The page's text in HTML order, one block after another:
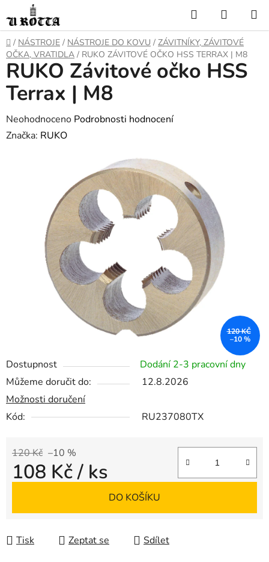
na
obsah
Hledat
KOŠÍK
DOMŮ
/ NÁSTROJE / NÁSTROJE DO KOVU / ZÁVITNÍKY, ZÁVITOVÉ
OČKA, VRATIDLA / RUKO ZÁVITOVÉ OČKO HSS TERRAX | M8
Dostupnost
Dodání 2-3 pracovní dny
Můžeme doručit do:
12.8.2026
Možnosti doručení
Kód:
RU237080TX
120 Kč –10 %
108 Kč/ ks
DO KOŠÍKU
Tisk Zeptat se Sdílet
RUKO Závitové očko HSS
Terrax | M8
Průměrné
hodnocení
hvězdiček.
Neohodnoceno Podrobnosti hodnocení
Značka: RUKO
120 KČ
–10 %